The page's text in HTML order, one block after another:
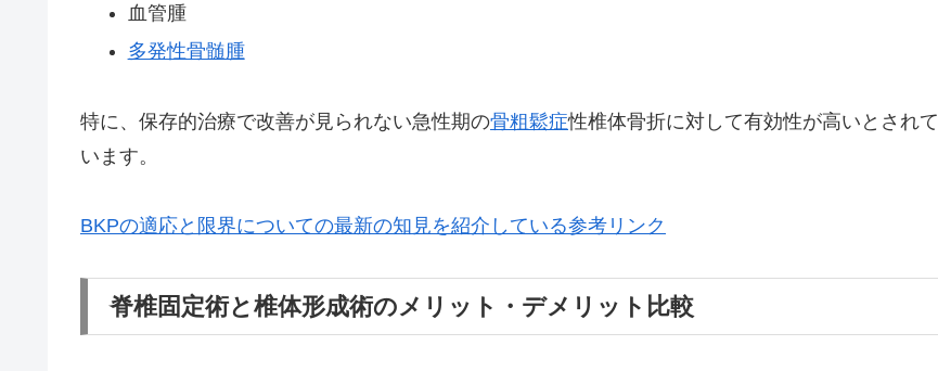
血管腫
多発性骨髄腫
特に、保存的治療で改善が見られない急性期の骨粗鬆症性椎体骨折に対して有効性が高いとされて
います。
BKPの適応と限界についての最新の知見を紹介している参考リンク
脊椎固定術と椎体形成術のメリット・デメリット比較